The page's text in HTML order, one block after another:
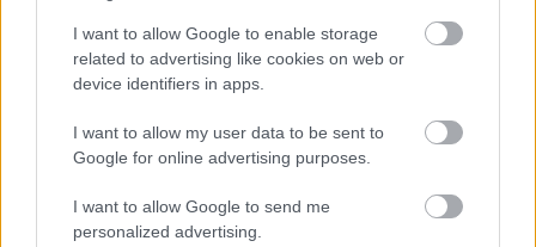
I want to allow Google to enable storage
related to advertising like cookies on web or
device identifiers in apps.
I want to allow my user data to be sent to
Google for online advertising purposes.
I want to allow Google to send me
personalized advertising.